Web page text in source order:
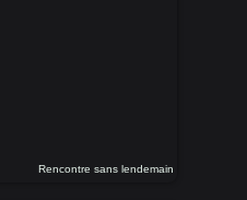
Rencontre sans lendemain